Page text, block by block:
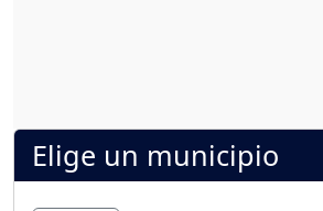
Elige un municipio